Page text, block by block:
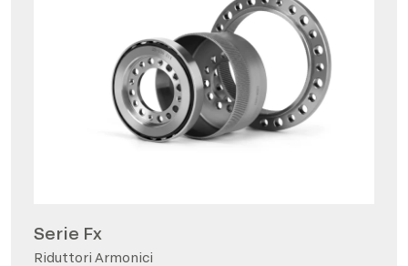
Serie Fx
Riduttori Armonici